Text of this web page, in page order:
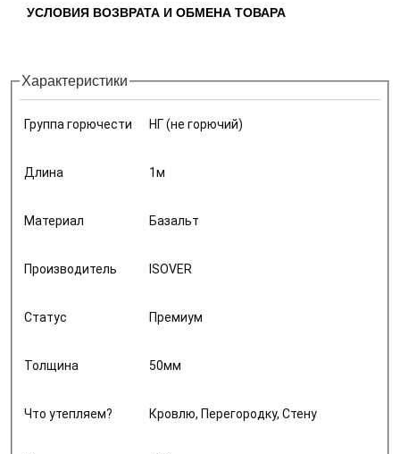
УСЛОВИЯ ВОЗВРАТА И ОБМЕНА ТОВАРА
Horizontal Tabs
Характеристики
Группа горючести НГ (не горючий)
Длина 1м
Материал Базальт
Производитель ISOVER
Статус Премиум
Толщина 50мм
Что утепляем? Кровлю, Перегородку, Стену